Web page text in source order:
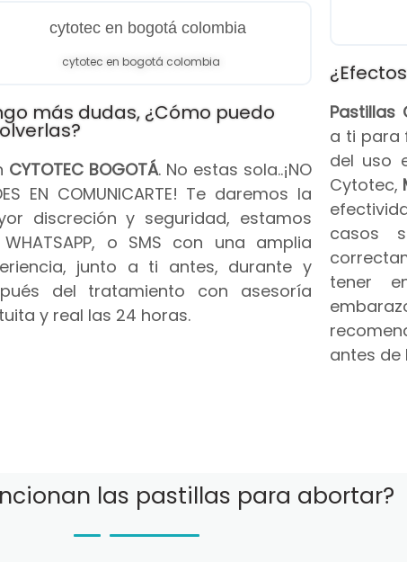
cytotec en bogotá colombia
más dudas, ¿Cómo puedo
CYTOTEC BOGOTÁ. No estas sola..¡NO
EN COMUNICARTE! Te daremos la
discreción y seguridad, estamos
o SMS con una amplia
junto a ti antes, durante y
del tratamiento con asesoría
y real las 24 horas.
Pastillas
a ti para
del uso
Cytotec,
casos
tener
antes de
las pastillas para abortar?